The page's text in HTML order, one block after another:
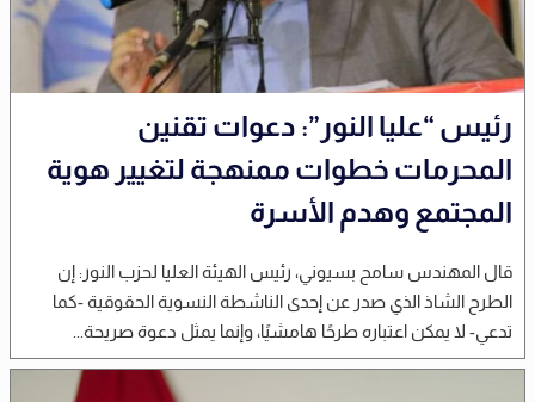
رئيس “عليا النور”: دعوات تقنين
المحرمات خطوات ممنهجة لتغيير هوية
المجتمع وهدم الأسرة
قال المهندس سامح بسيوني، رئيس الهيئة العليا لحزب النور: إن
الطرح الشاذ الذي صدر عن إحدى الناشطة النسوية الحقوقية -كما
تدعي- لا يمكن اعتباره طرحًا هامشيًا، وإنما يمثل دعوة صريحة...